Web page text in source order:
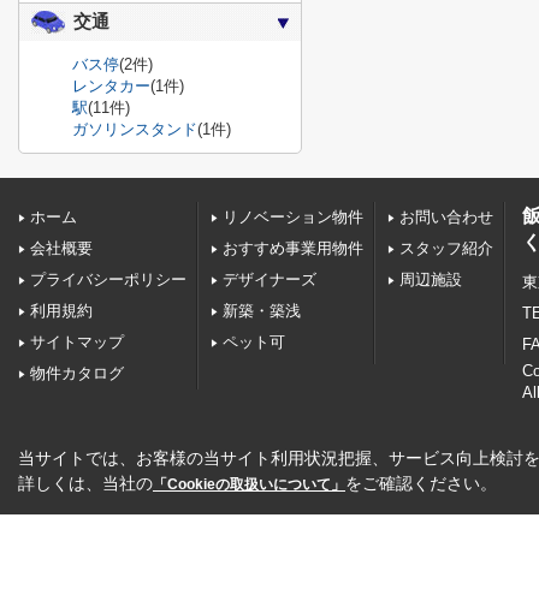
交通
バス停(2件)
レンタカー(1件)
駅(11件)
ガソリンスタンド(1件)
ホーム
会社概要
プライバシーポリシー
利用規約
サイトマップ
物件カタログ
リノベーション物件
おすすめ事業用物件
デザイナーズ
新築・築浅
ペット可
お問い合わせ
スタッフ紹介
周辺施設
当サイトでは、お客様の当サイト利用状況把握、サービス向上検討
詳しくは、当社の 「Cookieの取扱いについて」 をご確認ください。